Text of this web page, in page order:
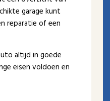
garage kunt
reparatie of een
altijd in goede
eisen voldoen en